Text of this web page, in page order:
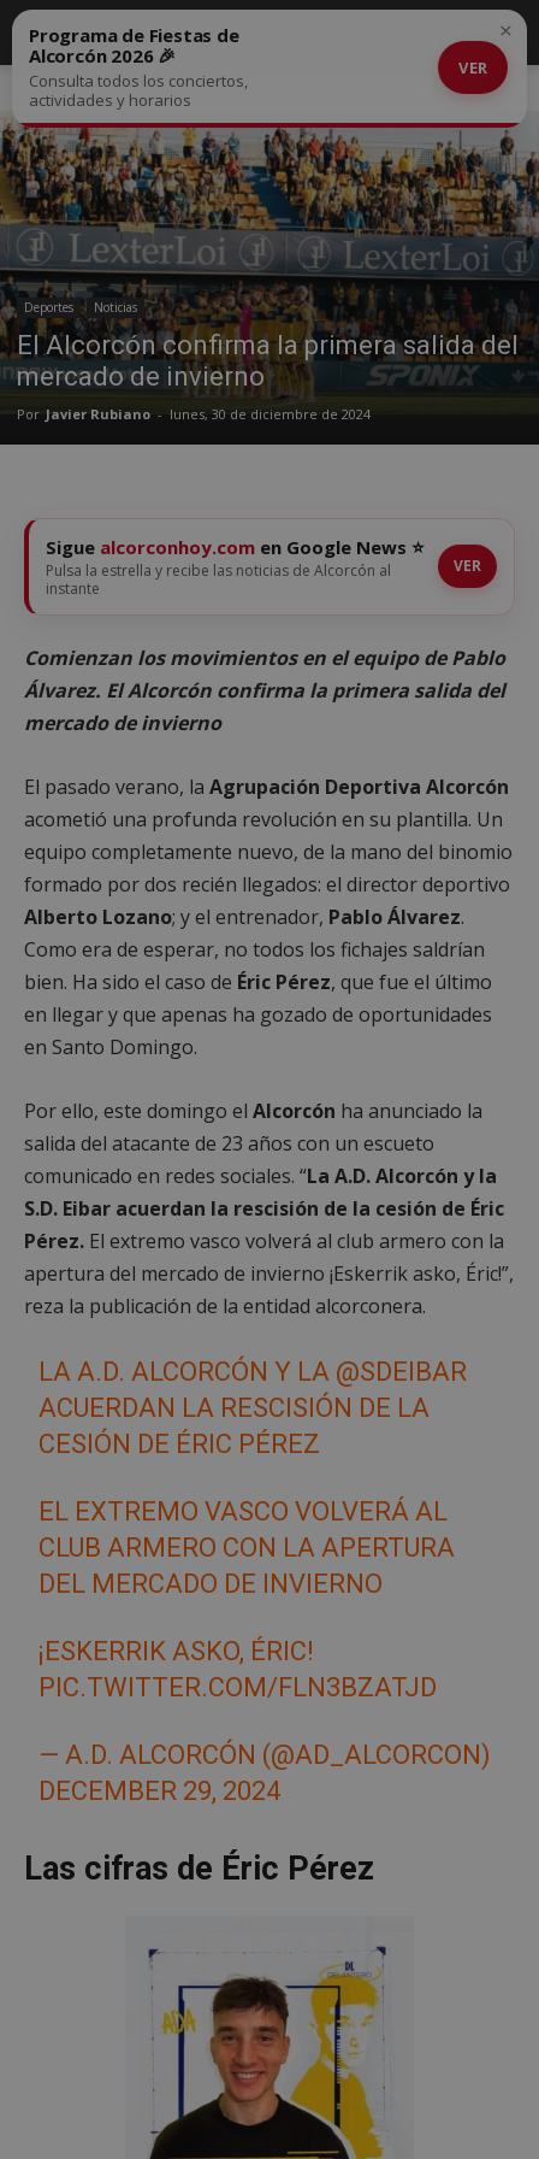
Inicio Deportes
Deportes Noticias
El Alcorcón confirma la primera salida del
mercado de invierno
Por Javier Rubiano - lunes, 30 de diciembre de 2024
Programa de Fiestas de
Alcorcón 2026 🎉
Consulta todos los conciertos,
actividades y horarios
VER
×
Sigue alcorconhoy.com en Google News ⭐
Pulsa la estrella y recibe las noticias de Alcorcón al
instante
VER
Comienzan los movimientos en el equipo de Pablo
Álvarez. El Alcorcón confirma la primera salida del
mercado de invierno
El pasado verano, la Agrupación Deportiva Alcorcón
acometió una profunda revolución en su plantilla. Un
equipo completamente nuevo, de la mano del binomio
formado por dos recién llegados: el director deportivo
Alberto Lozano; y el entrenador, Pablo Álvarez.
Como era de esperar, no todos los fichajes saldrían
bien. Ha sido el caso de Éric Pérez, que fue el último
en llegar y que apenas ha gozado de oportunidades
en Santo Domingo.
Por ello, este domingo el Alcorcón ha anunciado la
salida del atacante de 23 años con un escueto
comunicado en redes sociales. “La A.D. Alcorcón y la
S.D. Eibar acuerdan la rescisión de la cesión de Éric
Pérez. El extremo vasco volverá al club armero con la
apertura del mercado de invierno ¡Eskerrik asko, Éric!”,
reza la publicación de la entidad alcorconera.
LA A.D. ALCORCÓN Y LA @SDEIBAR
ACUERDAN LA RESCISIÓN DE LA
CESIÓN DE ÉRIC PÉREZ
EL EXTREMO VASCO VOLVERÁ AL
CLUB ARMERO CON LA APERTURA
DEL MERCADO DE INVIERNO
¡ESKERRIK ASKO, ÉRIC!
PIC.TWITTER.COM/FLN3BZATJD
— A.D. ALCORCÓN (@AD_ALCORCON)
DECEMBER 29, 2024
Las cifras de Éric Pérez